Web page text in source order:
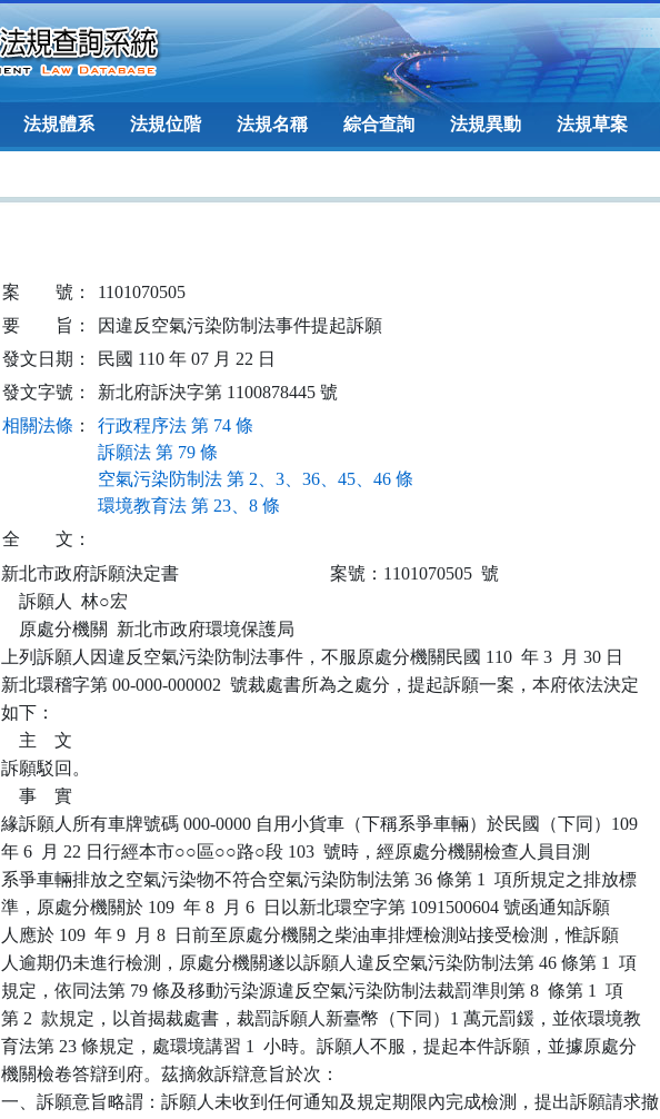
:::
法規體系 法規位階 法規名稱 綜合查詢 法規異動 法規草案
案 號：
1101070505
要
旨：
因違反空氣污染防制法事件提起訴願
發文日期：
民國 110 年 07 月 22 日
發文字號：
新北府訴決字第 1100878445 號
相關法條 ：
行政程序法 第 74 條
訴願法 第 79 條
空氣污染防制法 第 2、3、36、45、46 條
環境教育法 第 23、8 條
全
文：
新北市政府訴願決定書                                  案號：1101070505  號
    訴願人  林○宏
    原處分機關  新北市政府環境保護局
上列訴願人因違反空氣污染防制法事件，不服原處分機關民國 110  年 3  月 30 日
新北環稽字第 00-000-000002  號裁處書所為之處分，提起訴願一案，本府依法決定
如下：
    主    文
訴願駁回。
    事    實
緣訴願人所有車牌號碼 000-0000 自用小貨車（下稱系爭車輛）於民國（下同）109
年 6  月 22 日行經本市○○區○○路○段 103  號時，經原處分機關檢查人員目測
系爭車輛排放之空氣污染物不符合空氣污染防制法第 36 條第 1  項所規定之排放標
準，原處分機關於 109  年 8  月 6  日以新北環空字第 1091500604 號函通知訴願
人應於 109  年 9  月 8  日前至原處分機關之柴油車排煙檢測站接受檢測，惟訴願
人逾期仍未進行檢測，原處分機關遂以訴願人違反空氣污染防制法第 46 條第 1  項
規定，依同法第 79 條及移動污染源違反空氣污染防制法裁罰準則第 8  條第 1  項
第 2  款規定，以首揭裁處書，裁罰訴願人新臺幣（下同）1 萬元罰鍰，並依環境教
育法第 23 條規定，處環境講習 1  小時。訴願人不服，提起本件訴願，並據原處分
機關檢卷答辯到府。茲摘敘訴辯意旨於次：
一、訴願意旨略謂：訴願人未收到任何通知及規定期限內完成檢測，提出訴願請求撤